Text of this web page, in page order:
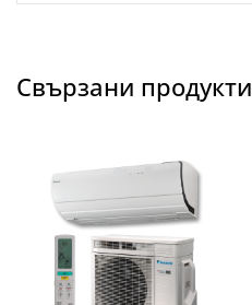
Свързани продукти